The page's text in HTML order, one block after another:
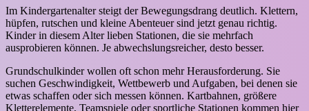
Im Kindergartenalter steigt der Bewegungsdrang deutlich. Klettern,
hüpfen, rutschen und kleine Abenteuer sind jetzt genau richtig.
Kinder in diesem Alter lieben Stationen, die sie mehrfach
ausprobieren können. Je abwechslungsreicher, desto besser.
Grundschulkinder wollen oft schon mehr Herausforderung. Sie
suchen Geschwindigkeit, Wettbewerb und Aufgaben, bei denen sie
etwas schaffen oder sich messen können. Kartbahnen, größere
Kletterelemente, Teamspiele oder sportliche Stationen kommen hier